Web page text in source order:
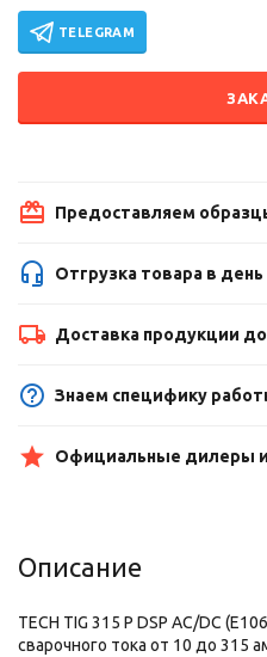
TELEGRAM
Предоставляем
Отгрузка товара в
Доставка продукции
Знаем специфику
Официальные дилеры
Описание
TECH TIG 315 P DSP AC/DC
сварочного тока от 10 до 315